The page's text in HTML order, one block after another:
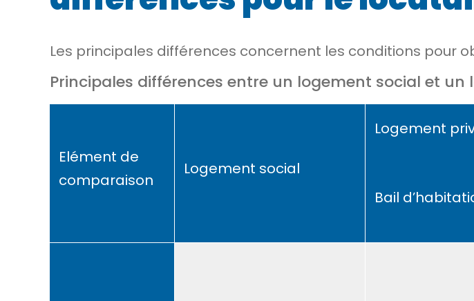
Les principales différences concernent les conditions pour
Principales différences entre un logement social et un
Elément de
comparaison
Logement social
Logement
Bail